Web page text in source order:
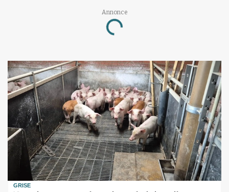
Annonce
Loading...
GRISE